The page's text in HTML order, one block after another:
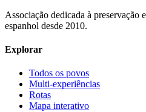
Associação dedicada à
espanhol desde 2010.
Explorar
Todos os povos
Multi-experiências
Rotas
Mapa interativo